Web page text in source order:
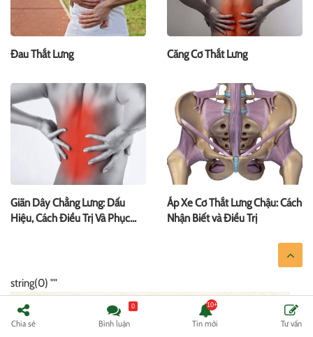
Đau Thắt Lưng Căng Cơ Thắt Lưng
Giãn Dây Chằng Lưng: Dấu
Hiệu, Cách Điều Trị Và Phục
Áp Xe Cơ Thắt Lưng Chậu: Cách
Nhận Biết và Điều Trị
string(0) ""
Chia sẻ Bình luận
0
Tin mới Tư vấn